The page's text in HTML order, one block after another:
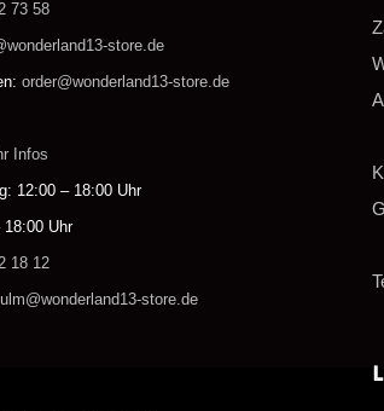
73 58
store.de
order@wonderland13-store.de
Infos
12:00 – 18:00 Uhr
Uhr
18 12
ulm@wonderland13-store.de